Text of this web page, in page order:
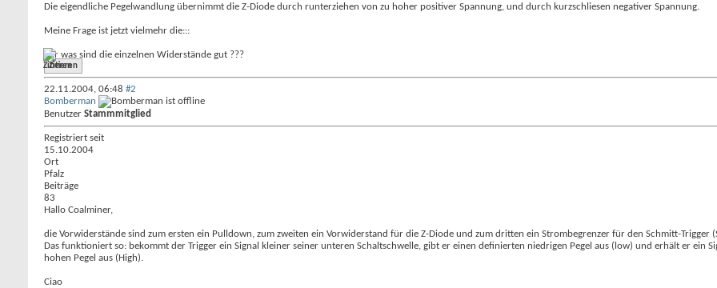
Die eigendliche Pegelwandlung übernimmt die Z-Diode durch runterziehen von zu hoher positiver Spannung, und durch kurzschliesen negativer Spannung.
Meine Frage ist jetzt vielmehr die:::
Für was sind die einzelnen Widerstände gut ???
Zitieren
22.11.2004, 06:48 #2
Bomberman
Benutzer Stammmitglied
Registriert seit
15.10.2004
Ort
Pfalz
Beiträge
83
Hallo Coalminer,
die Vorwiderstände sind zum ersten ein Pulldown, zum zweiten ein Vorwiderstand für die Z-Diode und zum dritten ein Strombegrenzer für den Schmitt-Trigger
Das funktioniert so: bekommt der Trigger ein Signal kleiner seiner unteren Schaltschwelle, gibt er einen definierten niedrigen Pegel aus (low) und erhält er ein
hohen Pegel aus (High).
Ciao